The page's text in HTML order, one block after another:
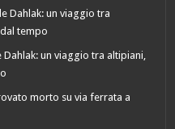
Dahlak: un viaggio tra
tempo
Dahlak: un viaggio tra altipiani,
morto su via ferrata a